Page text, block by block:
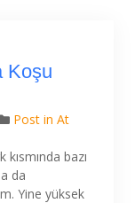
Koşu
Post in At
bazı
da
Yine yüksek